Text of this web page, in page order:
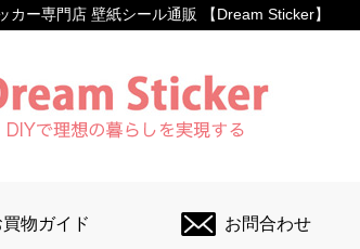
カー専門店 壁紙シール通販 【Dream Sticker】
買物ガイド お問合わせ